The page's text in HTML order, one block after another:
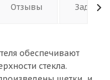
Отзывы Задать
обеспечивают
стекла.